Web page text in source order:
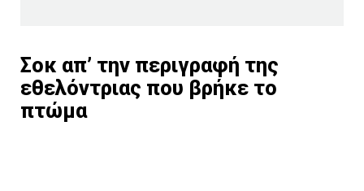
Σοκ απ’ την περιγραφή της
εθελόντριας που βρήκε το
πτώμα